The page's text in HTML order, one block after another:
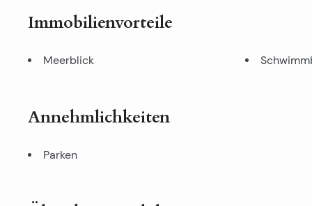
Immobilienvorteile
Meerblick
Annehmlichkeiten
Parken